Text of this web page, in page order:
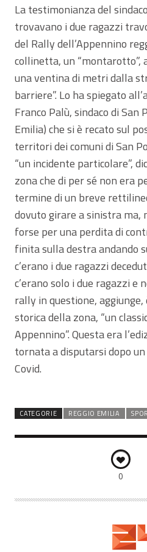
La testimonianza del
trovavano i due ragazzi
del Rally dell’Appennino
collinetta, un
una ventina di metri dalla
barriere”. Lo ha spiegato
Franco Palù, sindaco di San
Emilia) che si è recato sul
territori dei comuni di San
“un incidente particolare”,
zona che di per sé non era
termine di un breve
dovuto girare a sinistra ma,
forse per una perdita di
finita sulla destra andando
c’erano i due ragazzi
c’erano solo i due ragazzi e
rally in questione,
storica della zona, “un
Appennino”. Questa era
tornata a disputarsi dopo
Covid.
CATEGORIE REGGIO EMILIA
0